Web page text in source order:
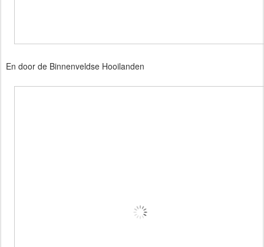
En door de Binnenveldse Hooilanden